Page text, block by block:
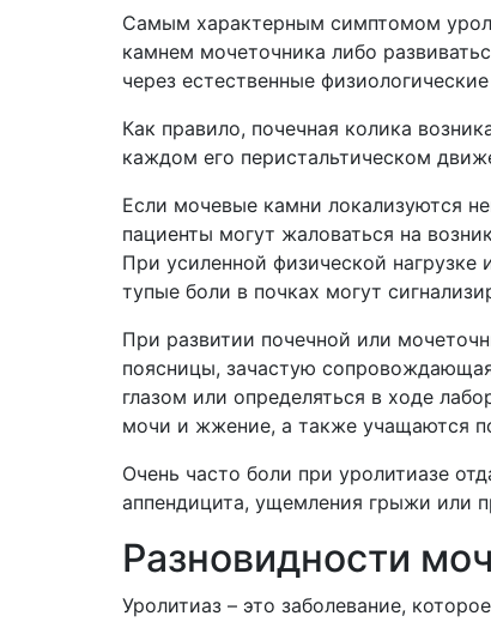
Самым характерным симптомом
камнем мочеточника либо
через естественные
Как правило, почечная колика
каждом его перистальтическом
Если мочевые камни локализуются
пациенты могут жаловаться на
При усиленной физической
тупые боли в почках могут
При развитии почечной или
поясницы, зачастую
глазом или определяться в ходе
мочи и жжение, а также учащаются
Очень часто боли при уролитиазе
аппендицита, ущемления грыжи или
Разновидности
Уролитиаз – это заболевание,